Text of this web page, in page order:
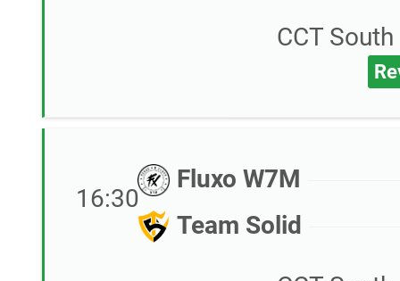
CCT
16:30
Fluxo W7M
Team Solid